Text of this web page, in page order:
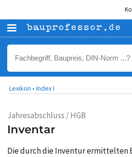
Lexikon • Index I
Jahresabschluss / HGB
Inventar
Die durch dieInventurermittelten